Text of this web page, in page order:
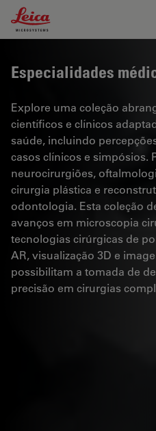
Leica Microsystems Logo
Especialidades
Explore uma coleção
científicos e clínicos
saúde, incluindo
casos clínicos e simpósios.
neurocirurgiões,
cirurgia plástica e
odontologia. Esta coleção
avanços em microscopia
tecnologias cirúrgicas de
AR, visualização 3D e
possibilitam a tomada de
precisão em cirurgias